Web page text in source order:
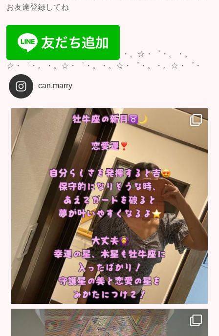
お友達登録してね
・。☆・゜・。・。
☆・゜・。・。☆・゜・。・。☆・゜・。・。☆・゜・
can.marry